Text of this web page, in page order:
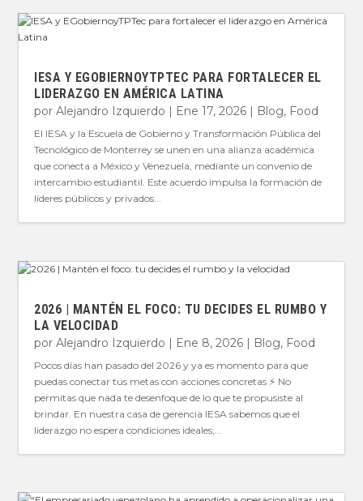
IESA Y EGOBIERNOYTPTEC PARA FORTALECER EL
LIDERAZGO EN AMÉRICA LATINA
porAlejandro Izquierdo | Ene 17, 2026 | Blog, Food
El IESA y la Escuela de Gobierno y Transformación Pública del
Tecnológico de Monterrey se unen en una alianza académica
que conecta a México y Venezuela, mediante un convenio de
intercambio estudiantil. Este acuerdo impulsa la formación de
líderes públicos y privados...
2026 | MANTÉN EL FOCO: TU DECIDES EL RUMBO Y
LA VELOCIDAD
porAlejandro Izquierdo | Ene 8, 2026 | Blog, Food
Pocos días han pasado del 2026 y ya es momento para que
puedas conectar tus metas con acciones concretas ⚡️ No
permitas que nada te desenfoque de lo que te propusiste al
brindar. En nuestra casa de gerencia IESA sabemos que el
liderazgo no espera condiciones ideales;...